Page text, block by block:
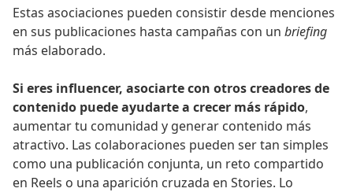
Estas asociaciones pueden consistir desde menciones
en sus publicaciones hasta campañas con un briefing
más elaborado.
Si eres influencer, asociarte con otros creadores de
contenido puede ayudarte a crecer más rápido,
aumentar tu comunidad y generar contenido más
atractivo. Las colaboraciones pueden ser tan simples
como una publicación conjunta, un reto compartido
en Reels o una aparición cruzada en Stories. Lo